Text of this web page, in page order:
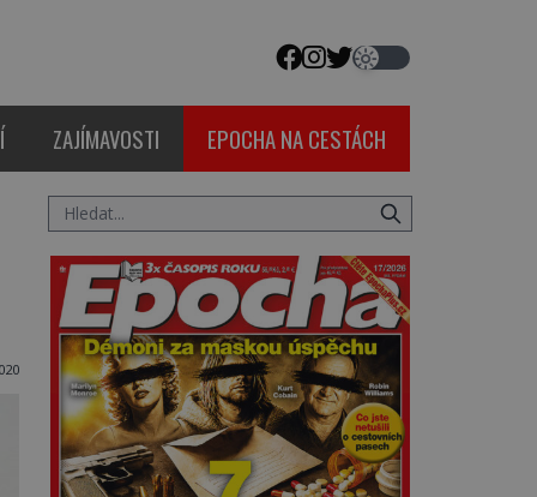
ZAJÍMAVOSTI EPOCHA NA CESTÁCH